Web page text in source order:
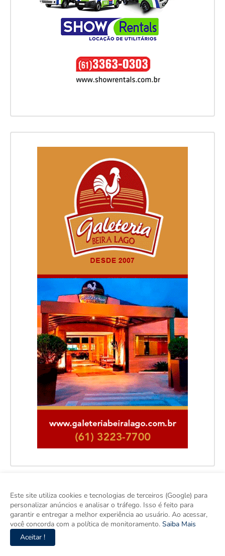
Este site utiliza cookies e tecnologias de terceiros (Google) para
personalizar anúncios e analisar o tráfego. Isso é feito para
garantir e entregar a melhor experiência ao usuário. Ao acessar,
você concorda com a política de monitoramento. Saiba Mais
Aceitar !